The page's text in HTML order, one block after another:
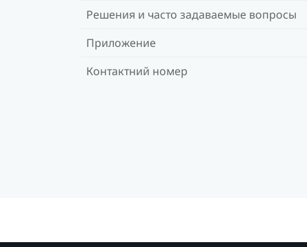
Решения и часто задаваемые вопросы
Приложение
Контактний номер